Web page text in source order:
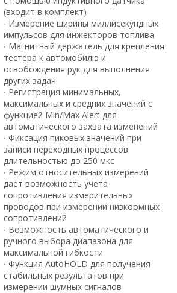
(входит в комплект)
∙ Измерение ширины миллисекундных
импульсов для инжекторов топлива
∙ Магнитный держатель для крепления
тестера к автомобилю и
освобождения рук для выполнения
других задач
∙ Регистрация минимальных,
максимальных и средних значений с
функцией Min/Max Alert для
автоматического захвата изменений
∙ Фиксация пиковых значений при
записи переходных процессов
длительностью до 250 мкс
∙ Режим относительных измерений
дает возможность учета
сопротивления измерительных
проводов при измерении низкоомных
сопротивлений
∙ Возможность автоматического и
ручного выбора диапазона для
максимальной гибкости
∙ Функция AutoHOLD для получения
стабильных результатов при
измерении шумных сигналов